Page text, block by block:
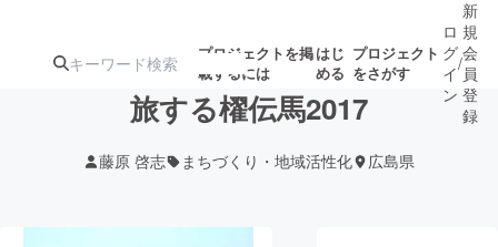
プロジェクトを掲
載するには
はじ
める
プロジェクト
をさがす
ロ
グ
イ
ン
/
新
規
会
員
登
録
旅する櫂伝馬2017
藤原 啓志 まちづくり・地域活性化 広島県